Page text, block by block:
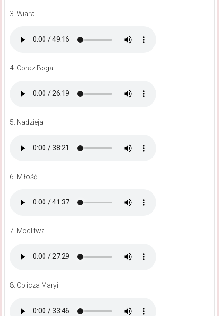
3. Wiara
4. Obraz Boga
5. Nadzieja
6. Miłość
7. Modlitwa
8. Oblicza Maryi